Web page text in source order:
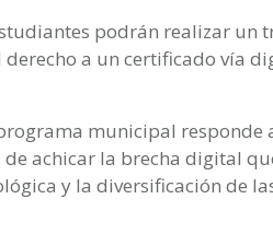
podrán realizar un
a un certificado vía
municipal responde
achicar la brecha digital
y la diversificación de